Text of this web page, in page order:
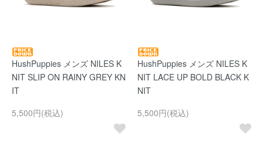
HushPuppies メンズ NILES K
NIT SLIP ON RAINY GREY KN
IT
5,500円(税込)
HushPuppies メンズ NILES K
NIT LACE UP BOLD BLACK K
NIT
5,500円(税込)